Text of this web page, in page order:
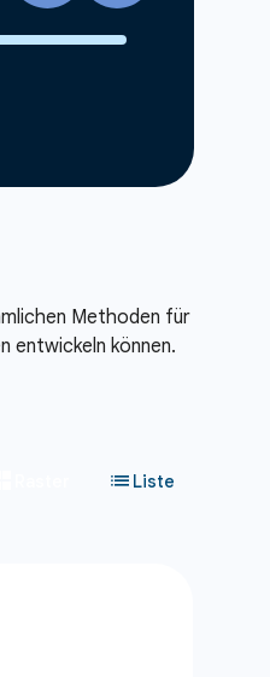
Methoden für
entwickeln können.